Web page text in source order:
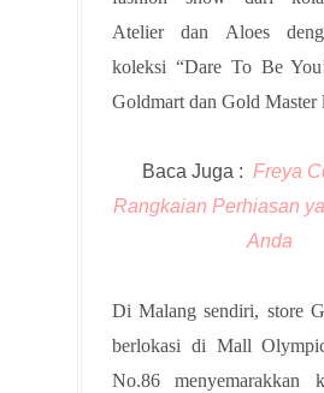
Atelier dan Aloes
koleksi “Dare To Be
Goldmart dan Gold Master
Baca Juga : Freya
Rangkaian Perhiasan
Anda
Di Malang sendiri, store
berlokasi di Mall
No.86 menyemarakkan